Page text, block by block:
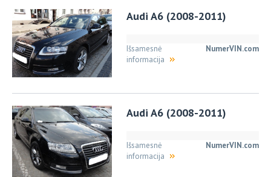
Audi A6 (2008-2011)
NumerVIN.com
Išsamesnė
informacija
Audi A6 (2008-2011)
NumerVIN.com
Išsamesnė
informacija